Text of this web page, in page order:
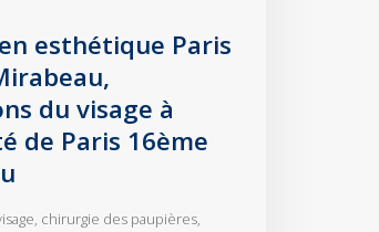
esthétique Paris
du visage à
de Paris 16ème
chirurgie des paupières,